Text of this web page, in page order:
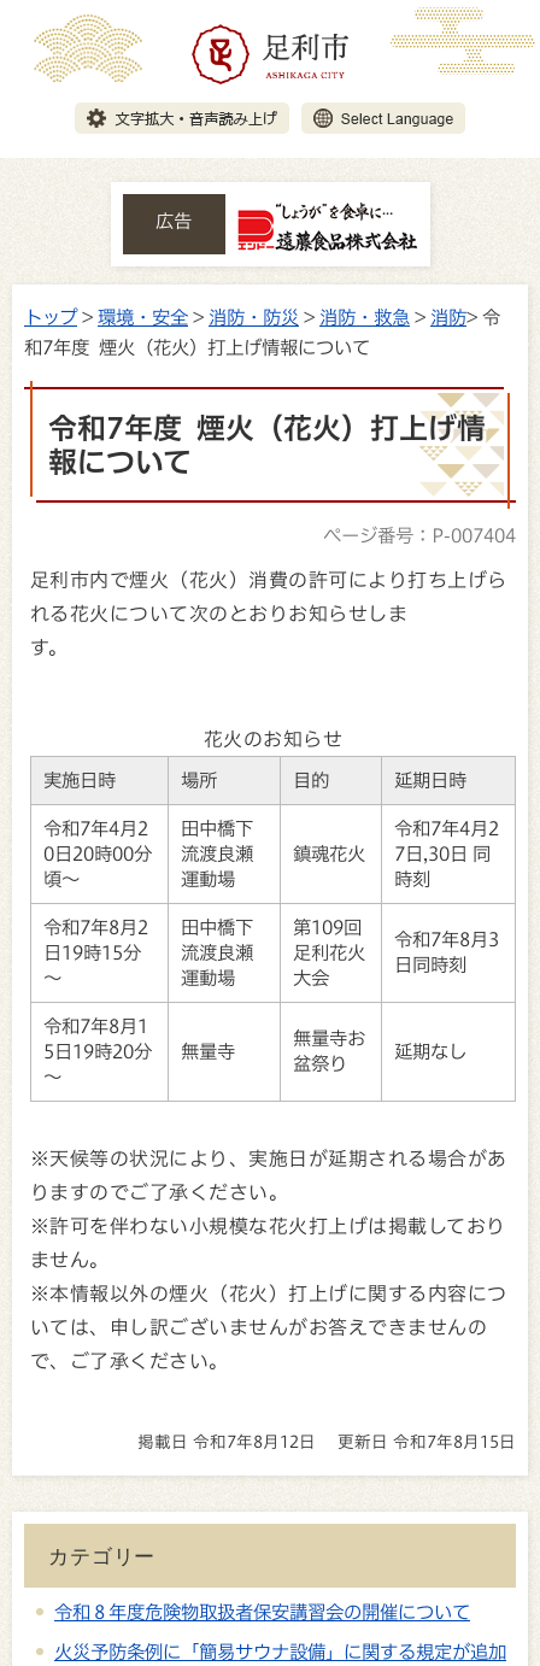
広告
トップ> 環境・安全 > 消防・防災 > 消防・救急 > 消防> 令
和7年度 煙火（花火）打上げ情報について
令和7年度 煙火（花火）打上げ情
報について
ページ番号：P-007404
足利市内で煙火（花火）消費の許可により打ち上げら
れる花火について次のとおりお知らせしま
す。
花火のお知らせ
実施日時 場所 目的 延期日時
令和7年4月2
0日20時00分
頃～
田中橋下
流渡良瀬
運動場
鎮魂花火
令和7年4月2
7日,30日 同
時刻
令和7年8月2
日19時15分
～
田中橋下
流渡良瀬
運動場
第109回
足利花火
大会
令和7年8月3
日同時刻
令和7年8月1
5日19時20分
～
無量寺
無量寺お
盆祭り
延期なし
※天候等の状況により、実施日が延期される場合があ
りますのでご了承ください。
※許可を伴わない小規模な花火打上げは掲載しており
ません。
※本情報以外の煙火（花火）打上げに関する内容につ
いては、申し訳ございませんがお答えできませんの
で、ご了承ください。
掲載日 令和7年8月12日 更新日 令和7年8月15日
カテゴリー
令和８年度危険物取扱者保安講習会の開催について
火災予防条例に「簡易サウナ設備」に関する規定が追加